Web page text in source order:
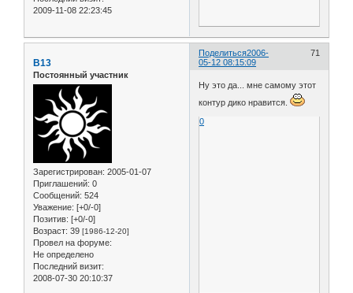
2009-11-08 22:23:45
Поделиться 71
2006-
05-12 08:15:09
B13
Постоянный участник
Зарегистрирован: 2005-01-07
Приглашений: 0
Сообщений: 524
Уважение: [+0/-0]
Позитив: [+0/-0]
Возраст: 39 [1986-12-20]
Провел на форуме:
Не определено
Последний визит:
2008-07-30 20:10:37
Ну это да... мне самому этот
контур дико нравится.
0